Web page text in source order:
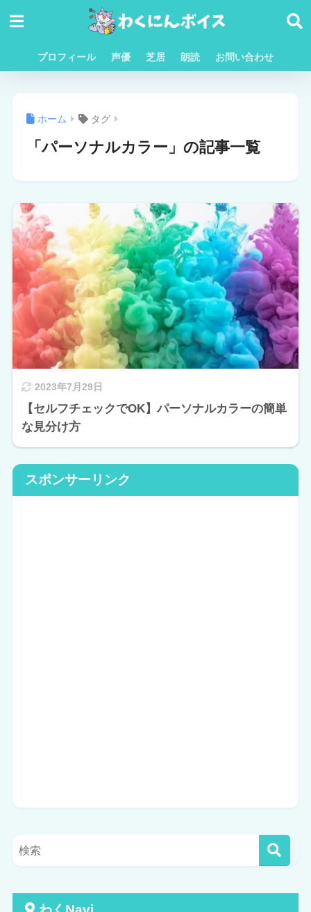
プロフィール 声優 芝居 朗読 お問い合わせ
ホーム タグ
「パーソナルカラー」の記事一覧
2023年7月29日
【セルフチェックでOK】パーソナルカラーの簡単
な見分け方
スポンサーリンク